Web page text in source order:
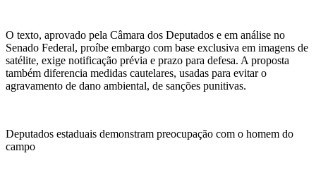
O texto, aprovado pela Câmara dos Deputados e em análise no
Senado Federal, proíbe embargo com base exclusiva em imagens de
satélite, exige notificação prévia e prazo para defesa. A proposta
também diferencia medidas cautelares, usadas para evitar o
agravamento de dano ambiental, de sanções punitivas.
Deputados estaduais demonstram preocupação com o homem do
campo